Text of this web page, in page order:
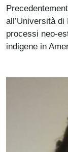
all’Università
processi neo-
indigene in